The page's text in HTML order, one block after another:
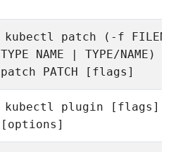
kubectl patch (-f
TYPE NAME | TYPE/NAME) --
patch PATCH [flags]
kubectl plugin [flags]
[options]